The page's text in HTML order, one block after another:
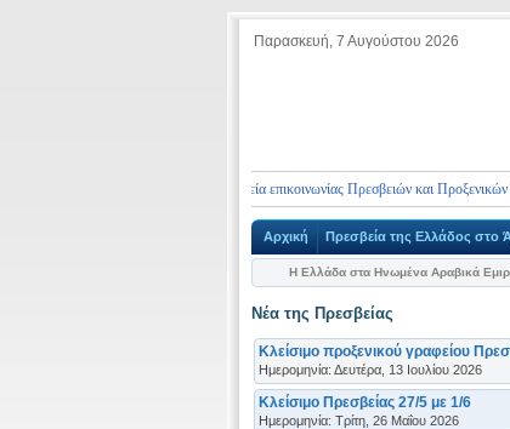
Παρασκευή, 7 Αυγούστου 2026
έκτακτης ανάγκης και στοιχεία επικοινωνίας Πρεσβειών και Προξενικών
Αρχική Πρεσβεία της Ελλάδος στο
Η Ελλάδα στα Ηνωμένα Αραβικά
Νέα της Πρεσβείας
Κλείσιμο προξενικού γραφείου
Ημερομηνία: Δευτέρα, 13 Ιουλίου 2026
Κλείσιμο Πρεσβείας 27/5 με 1/6
Ημερομηνία: Τρίτη, 26 Μαΐου 2026